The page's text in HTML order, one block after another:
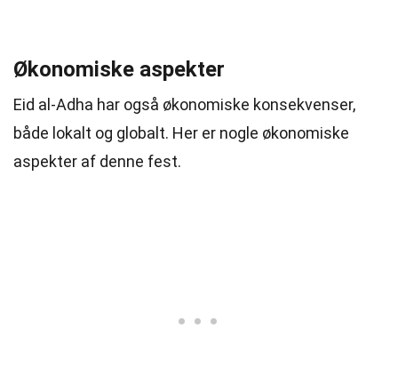
Økonomiske aspekter
Eid al-Adha har også økonomiske konsekvenser,
både lokalt og globalt. Her er nogle økonomiske
aspekter af denne fest.